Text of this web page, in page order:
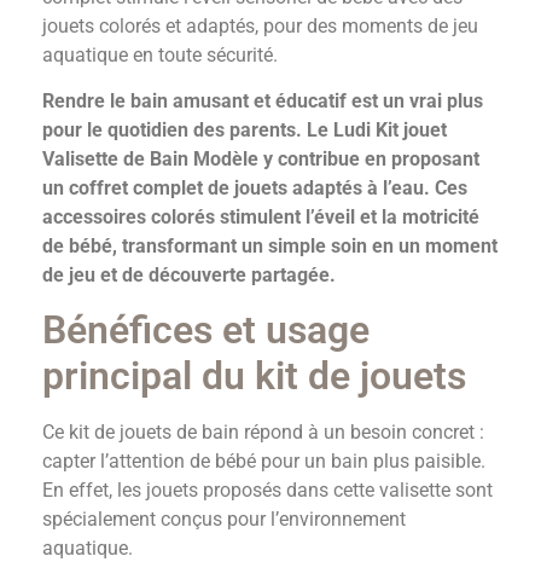
jouets colorés et adaptés, pour des moments de jeu
aquatique en toute sécurité.
Rendre le bain amusant et éducatif est un vrai plus
pour le quotidien des parents. Le Ludi Kit jouet
Valisette de Bain Modèle y contribue en proposant
un coffret complet de jouets adaptés à l’eau. Ces
accessoires colorés stimulent l’éveil et la motricité
de bébé, transformant un simple soin en un moment
de jeu et de découverte partagée.
Bénéfices et usage
principal du kit de jouets
Ce kit de jouets de bain répond à un besoin concret :
capter l’attention de bébé pour un bain plus paisible.
En effet, les jouets proposés dans cette valisette sont
spécialement conçus pour l’environnement
aquatique.